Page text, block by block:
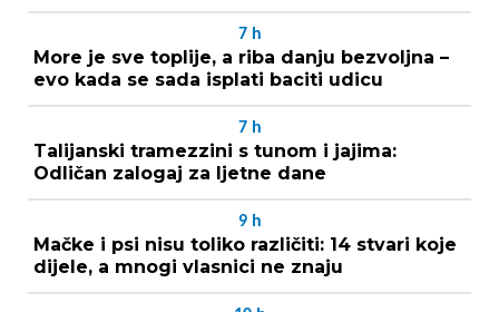
7 h
More je sve toplije, a riba danju bezvoljna –
evo kada se sada isplati baciti udicu
7 h
Talijanski tramezzini s tunom i jajima:
Odličan zalogaj za ljetne dane
9 h
Mačke i psi nisu toliko različiti: 14 stvari koje
dijele, a mnogi vlasnici ne znaju